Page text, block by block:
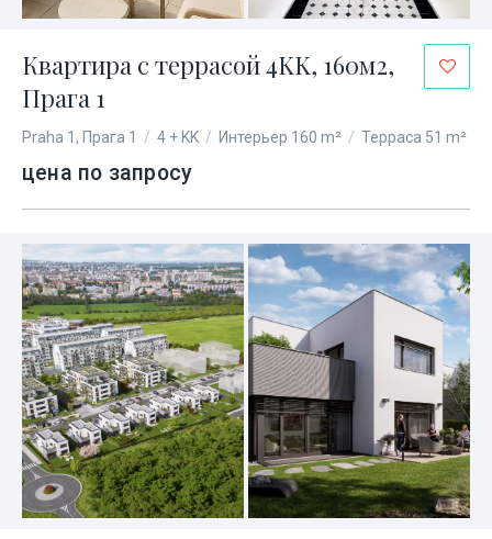
Квартира с террасой 4KK, 160м2,
Прага 1
Praha 1, Прага 1 / 4 + KK / Интерьер 160 m² / Терраса 51 m²
цена по запросу